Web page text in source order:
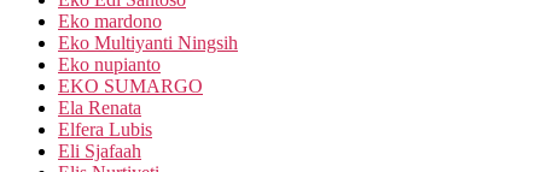
Eko mardono
Eko Multiyanti Ningsih
Eko nupianto
EKO SUMARGO
Ela Renata
Elfera Lubis
Eli Sjafaah